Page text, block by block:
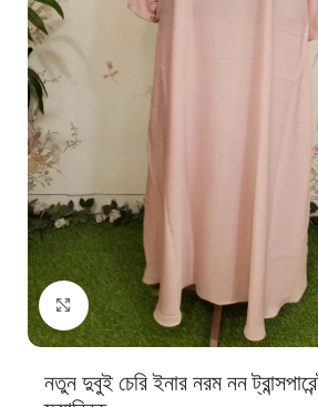
Click to enlarge
নতুন দুবুই চেরি ইনার নরম নন